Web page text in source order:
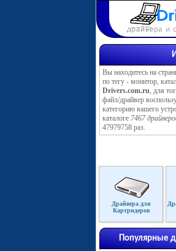
Вы находитесь на
по тегу - монитор,
Drivers.com.ru, для
файл/драйвер
категорию вашего
каталоге 7467
47979758 раз.
Драйвера для
Картридеров
Популярные